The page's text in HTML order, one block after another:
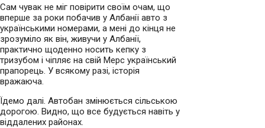
Сам чувак не міг повірити своїм очам, що
вперше за роки побачив у Албанії авто з
українськими номерами, а мені до кінця не
зрозуміло як він, живучи у Албанії,
практично щоденно носить кепку з
тризубом і чіпляє на свій Мерс український
прапорець. У всякому разі, історія
вражаюча.
Їдемо далі. Автобан змінюється сільською
дорогою. Видно, що все будується навіть у
віддалених районах.